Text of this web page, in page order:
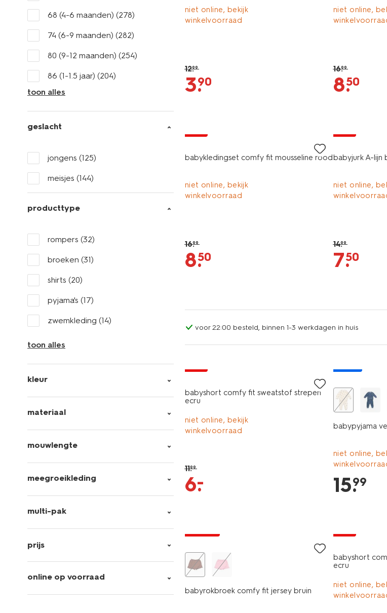
68 (4-6 maanden) (278)
74 (6-9 maanden) (282)
80 (9-12 maanden) (254)
86 (1-1.5 jaar) (204)
toon alles
geslacht
jongens (125)
meisjes (144)
producttype
rompers (32)
broeken (31)
shirts (20)
pyjama's (17)
zwemkleding (14)
toon alles
kleur
materiaal
mouwlengte
meegroeikleding
multi-pak
prijs
online op voorraad
niet online, bekijk
winkelvoorraad
12.99
3.
90
niet online,
16.99
8.
50
babykledingset comfy fit mousseline rood
niet online, bekijk
winkelvoorraad
16.99
8.
50
babyjurk A-lijn
niet online,
14.99
7.
50
voor 22:00 besteld, binnen 1-3 werkdagen in huis
babyshort comfy fit sweatstof strepen
ecru
niet online, bekijk
winkelvoorraad
11.99
6.
–
babypyjama
niet online,
15.
99
babyrokbroek comfy fit jersey bruin
babyshort
ecru
niet online,